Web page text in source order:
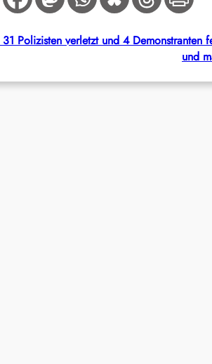
Polizisten verletzt und 4 Demonstranten
und